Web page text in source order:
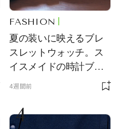
FASHION
夏の装いに映えるブレ
スレットウォッチ。ス
イスメイドの時計ブラ
ンド【フレデリック・
をレビュー。【それい
け！ 良品ハンター】
4週間前
4